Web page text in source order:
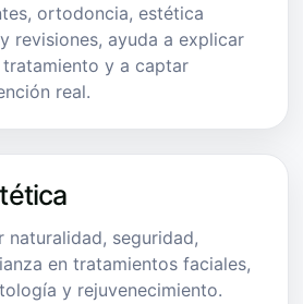
ortodoncia, estética
revisiones, ayuda a explicar
y a captar
real.
naturalidad, seguridad,
en tratamientos faciales,
y rejuvenecimiento.